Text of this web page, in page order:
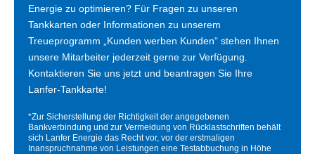
Energie zu optimieren? Für Fragen zu unseren
Tankkarten oder Informationen zu unserem
Treueprogramm „Kunden werben Kunden“ stehen Ihnen
unsere Mitarbeiter jederzeit gerne zur Verfügung.
Kontaktieren Sie uns jetzt und beantragen Sie Ihre
Lanfer-Tankkarte!
*Zur Sicherstellung der Richtigkeit der angegebenen
Bankverbindung und zur Vermeidung von Rücklastschriften behält
sich Lanfer Energie das Recht vor, vor der erstmaligen
Inanspruchnahme von Leistungen eine Testabbuchung in Höhe